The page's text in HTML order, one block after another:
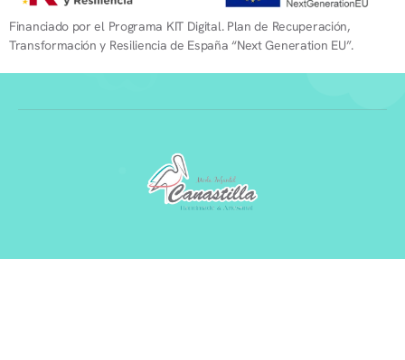
Financiado por el Programa KIT Digital. Plan de Recuperación,
Transformación y Resiliencia de España “Next Generation EU”.